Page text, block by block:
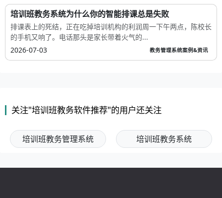
培训班教务系统为什么你的智能排课总是失败
排课表上的死结，正在吃掉培训机构的利润周一下午两点，陈校长
的手机又响了。电话那头是家长带着火气的...
2026-07-03
教务管理系统案例&资讯
关注"培训班教务软件推荐"的用户还关注
培训班教务管理系统 培训班教务系统